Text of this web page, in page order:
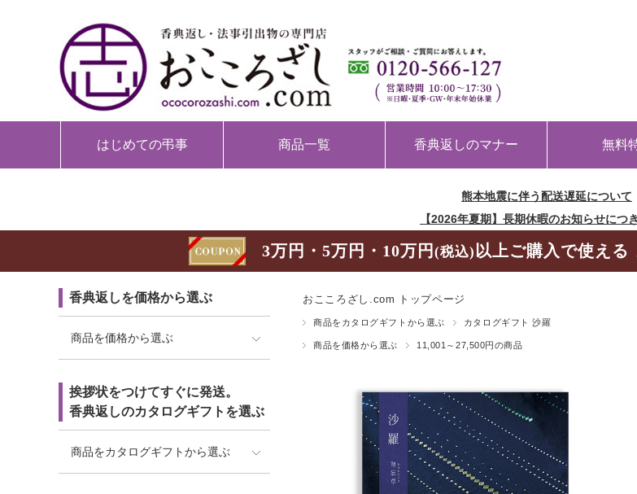
はじめての弔事 商品一覧 香典返しのマナー 無料
熊本地震に伴う配送遅延について
【2026年夏期】長期休暇のお知らせにつ
3万円・5万円・10万円 (税込) 以上ご購入で使える
おこころざし.com トップページ
商品をカタログギフトから選ぶ カタログギフト 沙羅
商品を価格から選ぶ 11,001～27,500円の商品
香典返しを価格から選ぶ
商品を価格から選ぶ
挨拶状をつけてすぐに発送。
香典返しのカタログギフトを選ぶ
商品をカタログギフトから選ぶ